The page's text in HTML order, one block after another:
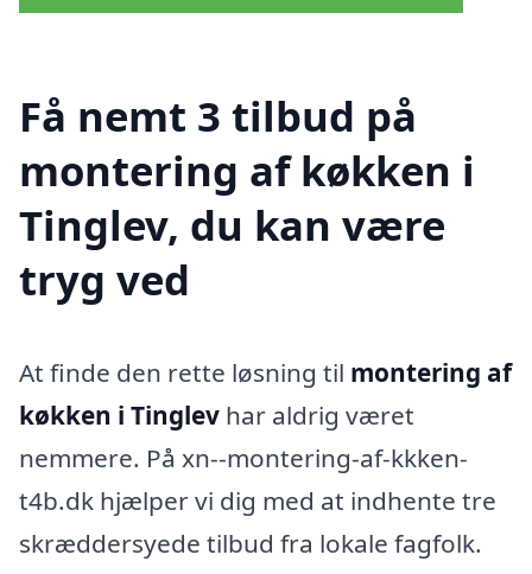
Få nemt 3 tilbud på
montering af køkken i
Tinglev, du kan være
tryg ved
At finde den rette løsning til montering af
køkken i Tinglev har aldrig været
nemmere. På xn--montering-af-kkken-
t4b.dk hjælper vi dig med at indhente tre
skræddersyede tilbud fra lokale fagfolk.